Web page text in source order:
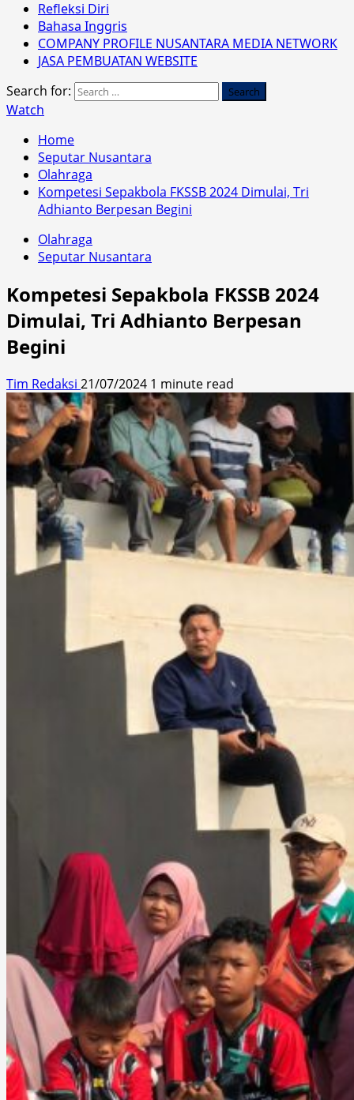
Refleksi Diri
Bahasa Inggris
COMPANY PROFILE NUSANTARA MEDIA NETWORK
JASA PEMBUATAN WEBSITE
Search for:
Watch
Home
Seputar Nusantara
Olahraga
Kompetesi Sepakbola FKSSB 2024 Dimulai, Tri
Adhianto Berpesan Begini
Olahraga
Seputar Nusantara
Kompetesi Sepakbola FKSSB 2024
Dimulai, Tri Adhianto Berpesan
Begini
Tim Redaksi 21/07/2024 1 minute read